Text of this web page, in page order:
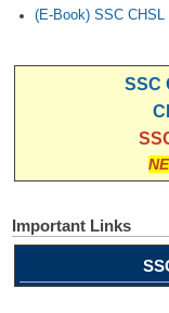
(E-Book) SSC
SSC
Important Links